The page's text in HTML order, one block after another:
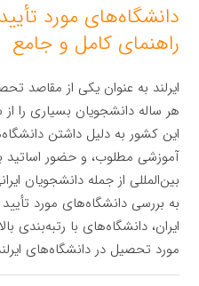
دانشگاه‌های مورد
راهنمای کامل و جامع
ایرلند به عنوان یکی از مقاصد
هر ساله دانشجویان بسیاری را
این کشور به دلیل داشتن
آموزشی مطلوب، و حضور اساتید
بین‌المللی از جمله دانشجویان
به بررسی دانشگاه‌های مورد
ایران، دانشگاه‌های با رتبه‌بندی
مورد تحصیل در دانشگاه‌های